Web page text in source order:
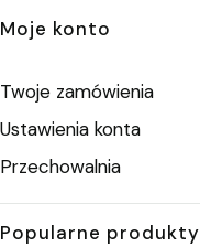
Moje konto
Twoje zamówienia
Ustawienia konta
Przechowalnia
Popularne produkty